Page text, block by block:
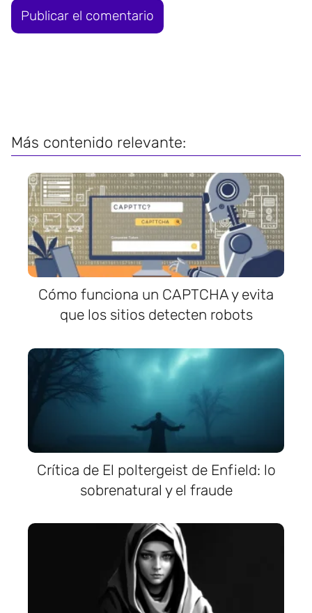
Más contenido relevante:
Cómo funciona un CAPTCHA y evita
que los sitios detecten robots
Crítica de El poltergeist de Enfield: lo
sobrenatural y el fraude